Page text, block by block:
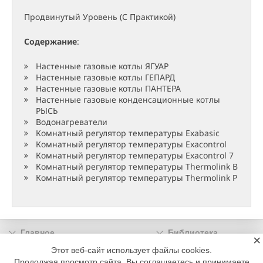
Продвинутый Уровень (С Практикой)
Содержание:
Настенные газовые котлы ЯГУАР
Настенные газовые котлы ГЕПАРД
Настенные газовые котлы ПАНТЕРА
Настенные газовые конденсационные котлы
РЫСЬ
Водонагреватели
Комнатный регулятор температуры Exabasic
Комнатный регулятор температуры Exacontrol
Комнатный регулятор температуры Exacontrol 7
Комнатный регулятор температуры Thermolink B
Комнатный регулятор температуры Thermolink P
Главное
Библиотека
Подписка
Реклама
Этот веб-сайт использует файлы cookies.
×